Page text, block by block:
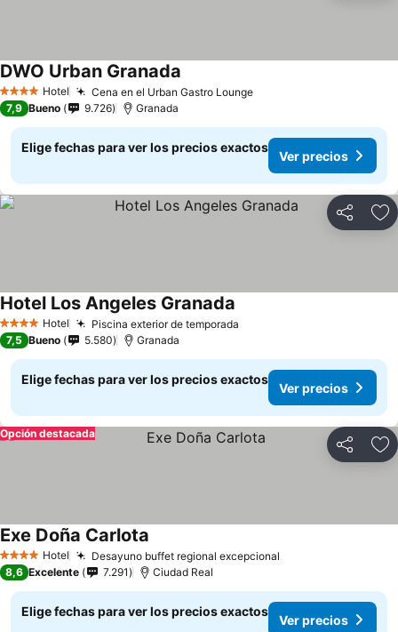
4 EstrellasHotel Cena en el Urban Gastro Lounge
DWO Urban Granada
7,9 Bueno 9.726 Granada
Elige fechas para ver los precios exactos
Ver precios
Compartir
4 EstrellasHotel Piscina exterior de temporada
Hotel Los Angeles Granada
7,5 Bueno 5.580 Granada
Elige fechas para ver los precios exactos
Ver precios
Compartir
Opción destacada
4 EstrellasHotel Desayuno buffet regional excepcional
Exe Doña Carlota
8,6 Excelente 7.291 Ciudad Real
Elige fechas para ver los precios exactos
Ver precios